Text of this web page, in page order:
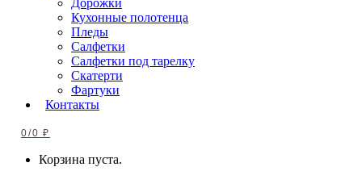
Дорожки
Кухонные полотенца
Пледы
Салфетки
Салфетки под тарелку
Скатерти
Фартуки
Контакты
0/0₽
Корзина пуста.